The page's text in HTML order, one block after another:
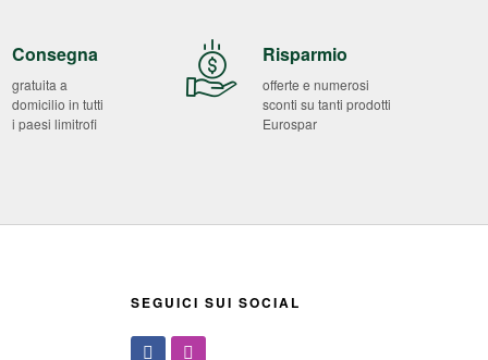
Consegna
gratuita a
domicilio in tutti
i paesi limitrofi
Risparmio
offerte e numerosi
sconti su tanti prodotti
Eurospar
SEGUICI SUI SOCIAL